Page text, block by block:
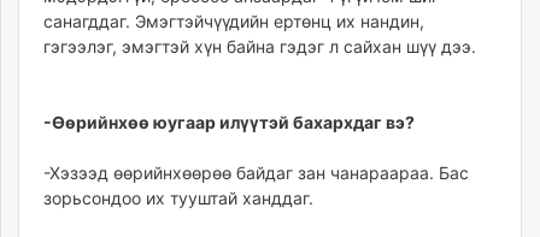
санагддаг. Эмэгтэйчүүдийн ертөнц их нандин,
гэгээлэг, эмэгтэй хүн байна гэдэг л сайхан шүү дээ.
-Өөрийнхөө юугаар илүүтэй бахархдаг вэ?
-Хэзээд өөрийнхөөрөө байдаг зан чанараараа. Бас
зорьсондоо их тууштай ханддаг.